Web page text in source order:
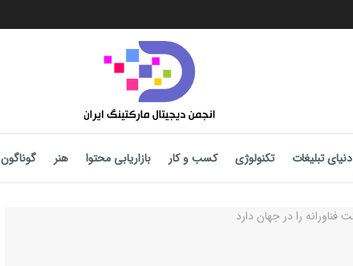
دنیای تبلیغات تکنولوژی کسب و کار بازاریابی محتوا هنر گوناگون